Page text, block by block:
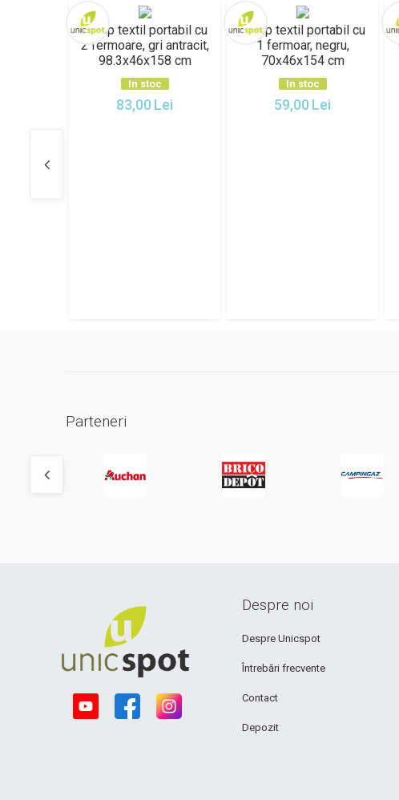
Dulap textil portabil cu
2 fermoare, gri antracit,
98.3x46x158 cm
In stoc
83,00 Lei
Dulap textil portabil cu
1 fermoar, negru,
70x46x154 cm
In stoc
59,00 Lei
Parteneri
Despre noi
Despre Unicspot
Întrebări frecvente
Contact
Depozit